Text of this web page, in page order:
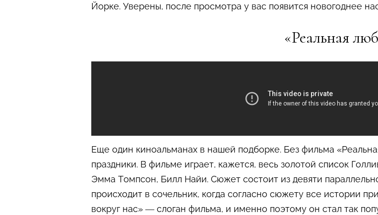
Йорке. Уверены, после просмотра у вас появится новогоднее
«Реальная
Еще один киноальманах в нашей подборке. Без фильма
праздники. В фильме играет, кажется, весь золотой список
Эмма Томпсон, Билл Найи. Сюжет состоит из девяти
происходит в сочельник, когда согласно сюжету все истории
вокруг нас» — слоган фильма, и именно поэтому он стал так